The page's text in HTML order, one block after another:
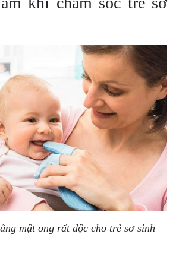
mật ong rất độc cho trẻ sơ sinh